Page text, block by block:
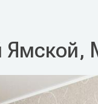
Ямской,